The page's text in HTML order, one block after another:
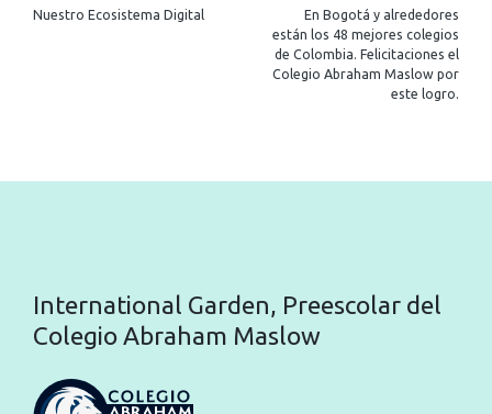
Nuestro Ecosistema Digital
En Bogotá y alrededores
están los 48 mejores colegios
de Colombia. Felicitaciones el
Colegio Abraham Maslow por
este logro.
International Garden, Preescolar del
Colegio Abraham Maslow